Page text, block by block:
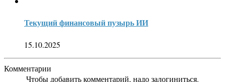
Текущий финансовый пузырь ИИ
15.10.2025
Комментарии
Чтобы добавить комментарий, надо залогиниться.